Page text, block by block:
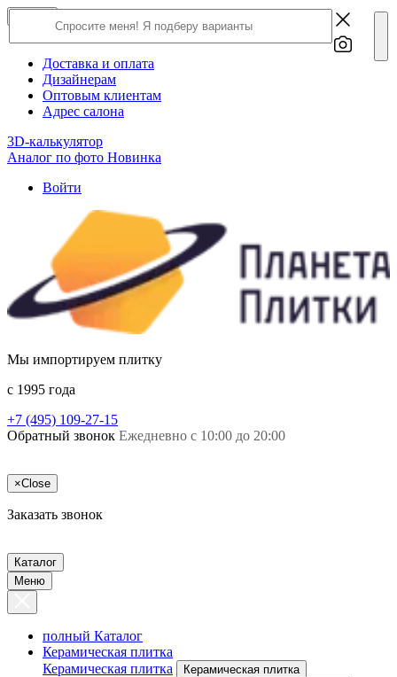
О компании
Доставка и оплата
Дизайнерам
Оптовым клиентам
Адрес салона
3D-калькулятор
Аналог по фото Новинка
Войти
Мы импортируем плитку
c 1995 года
+7 (495) 109-27-15
Обратный звонок Ежедневно с 10:00 до 20:00
×Close
Заказать звонок
Каталог
Меню
полный Каталог
Керамическая плитка
Керамическая плитка
Керамическая плитка